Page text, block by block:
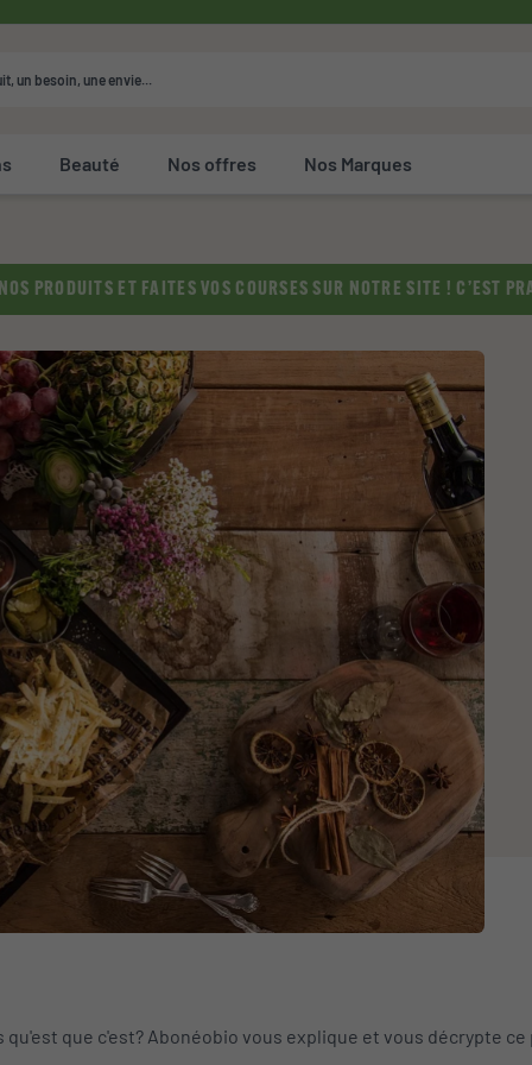
Beauté Nos offres Nos Marques
PRODUITS ET FAITES VOS COURSES SUR NOTRE SITE ! C’EST
que c'est? Abonéobio vous explique et vous décrypte